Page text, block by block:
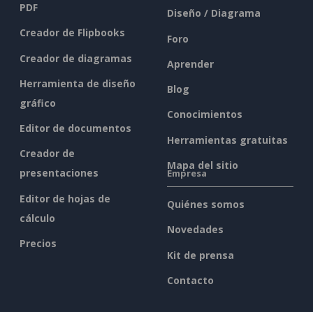
PDF
Creador de Flipbooks
Creador de diagramas
Herramienta de diseño
gráfico
Editor de documentos
Creador de
presentaciones
Editor de hojas de
cálculo
Precios
Diseño / Diagrama
Foro
Aprender
Blog
Conocimientos
Herramientas gratuitas
Mapa del sitio
Empresa
Quiénes somos
Novedades
Kit de prensa
Contacto